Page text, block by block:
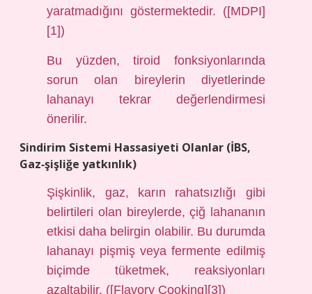
yaratmadığını göstermektedir. ([MDPI]
[1])
Bu yüzden, tiroid fonksiyonlarında
sorun olan bireylerin diyetlerinde
lahanayı tekrar değerlendirmesi
önerilir.
Sindirim Sistemi Hassasiyeti Olanlar (İBS,
Gaz‑şişliğe yatkınlık)
Şişkinlik, gaz, karın rahatsızlığı gibi
belirtileri olan bireylerde, çiğ lahananın
etkisi daha belirgin olabilir. Bu durumda
lahanayı pişmiş veya fermente edilmiş
biçimde tüketmek, reaksiyonları
azaltabilir. ([Flavory Cooking][3])